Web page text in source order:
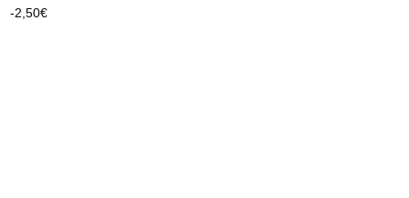
-2,50€